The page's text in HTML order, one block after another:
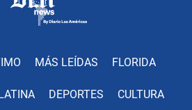
MÁS LEÍDAS FLORIDA
DEPORTES CULTURA